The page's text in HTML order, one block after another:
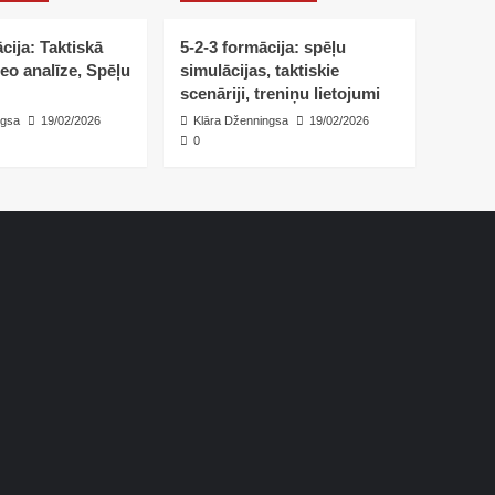
Taktiskā
analīze, Spēļu
19/02/2026
5-2-3 formācija: spēļu
simulācijas, taktiskie
scenāriji, treniņu lietojumi
Klāra Dženningsa
19/02/2026
0